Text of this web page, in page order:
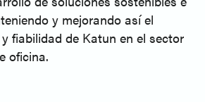
y mejorando así el
fiabilidad de Katun en el sector
oficina.